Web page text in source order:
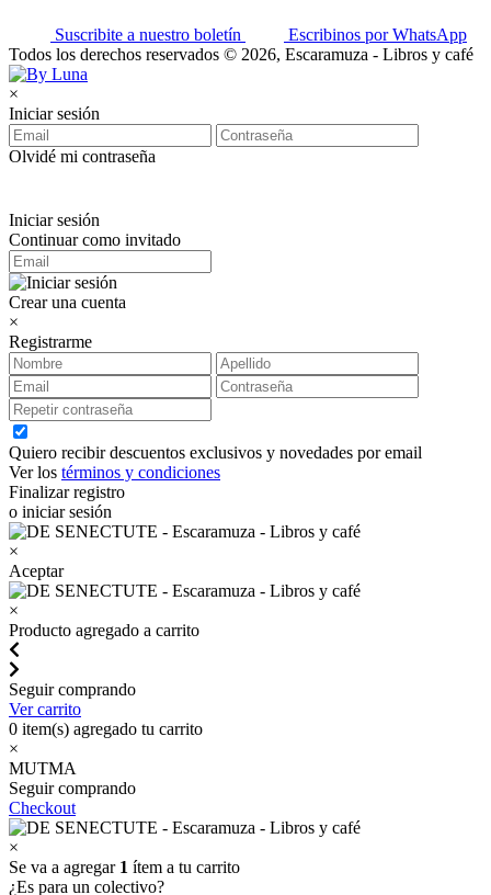
Suscribite a nuestro boletín
Escribinos por WhatsApp
Todos los derechos reservados © 2026, Escaramuza - Libros y café
×
Iniciar sesión
Olvidé mi contraseña
Iniciar sesión
Continuar como invitado
Crear una cuenta
×
Registrarme
Quiero recibir descuentos exclusivos y novedades por email
Ver los términos y condiciones
Finalizar registro
o iniciar sesión
×
Aceptar
×
Producto agregado a carrito
Seguir comprando
Ver carrito
0 item(s) agregado tu carrito
×
MUTMA
Seguir comprando
Checkout
×
Se va a agregar 1 ítem a tu carrito
¿Es para un colectivo?